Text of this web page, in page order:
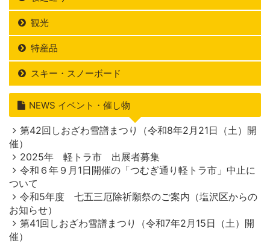
観光
特産品
スキー・スノーボード
NEWS イベント・催し物
第42回しおざわ雪譜まつり（令和8年2月21日（土）開
催）
2025年 軽トラ市 出展者募集
令和６年９月1日開催の「つむぎ通り軽トラ市」中止に
ついて
令和5年度 七五三厄除祈願祭のご案内（塩沢区からの
お知らせ）
第41回しおざわ雪譜まつり（令和7年2月15日（土）開
催）